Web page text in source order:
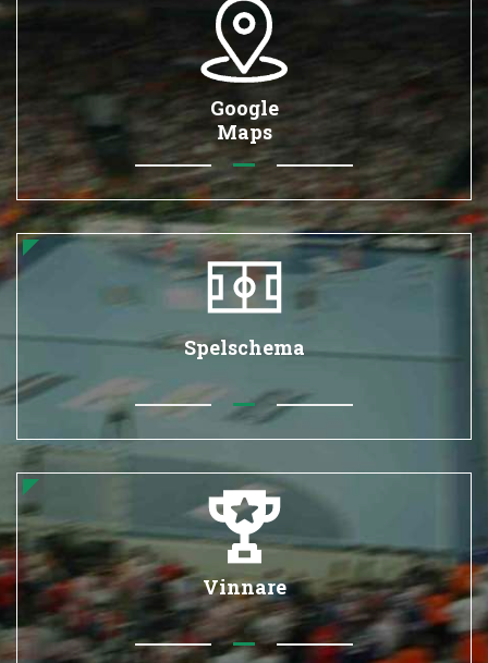
Google
Maps
Spelschema
Vinnare